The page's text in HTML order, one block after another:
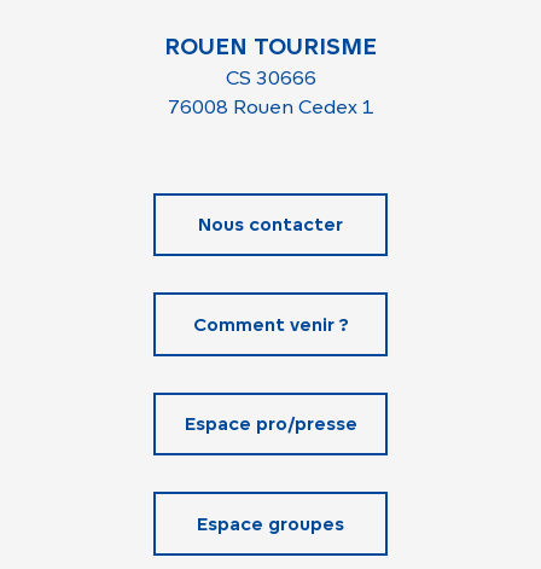
ROUEN TOURISME
CS 30666
76008 Rouen Cedex 1
Nous contacter
Comment venir ?
Espace pro/presse
Espace groupes